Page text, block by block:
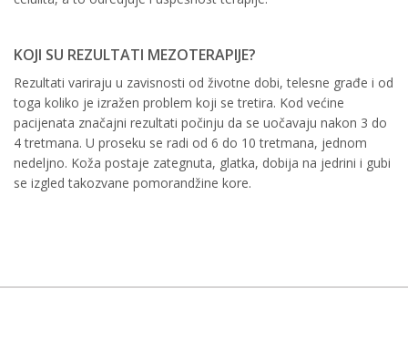
KOJI SU REZULTATI MEZOTERAPIJE?
Rezultati variraju u zavisnosti od životne dobi, telesne građe i od
toga koliko je izražen problem koji se tretira. Kod većine
pacijenata značajni rezultati počinju da se uočavaju nakon 3 do
4 tretmana. U proseku se radi od 6 do 10 tretmana, jednom
nedeljno. Koža postaje zategnuta, glatka, dobija na jedrini i gubi
se izgled takozvane pomorandžine kore.